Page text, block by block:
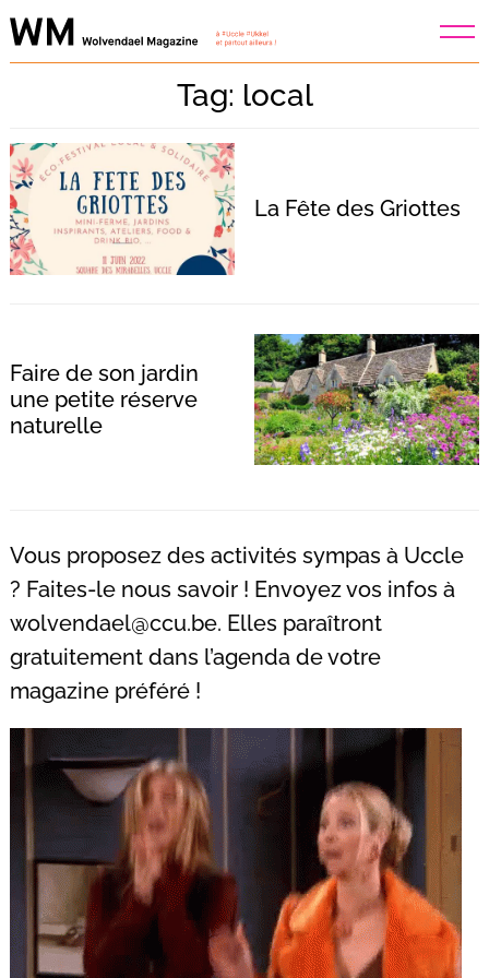
Skip
to
Tag: local
La Fête des Griottes
Faire de son jardin
une petite réserve
naturelle
Vous proposez des activités sympas à Uccle
? Faites-le nous savoir ! Envoyez vos infos à
wolvendael@ccu.be. Elles paraîtront
gratuitement dans l’agenda de votre
magazine préféré !
: